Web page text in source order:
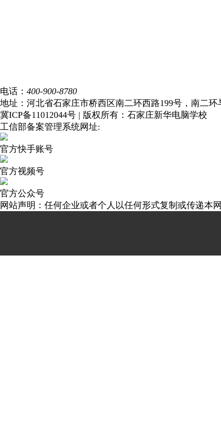
电话： 400-900-8780
地址：河北省石家庄市桥西区南二环西路199号，南二
冀ICP备11012044号 | 版权所有：石家庄新华电脑学校
工信部备案管理系统网址:
官方快手账号
官方视频号
官方公众号
网站声明：任何企业或者个人以任何形式复制或传递本